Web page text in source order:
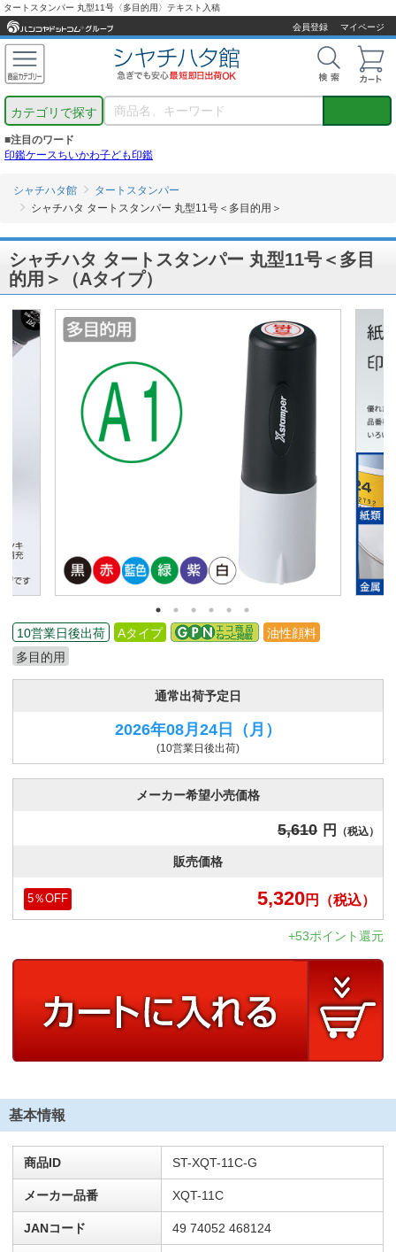
タートスタンパー 丸型11号〈多目的用〉テキスト入稿
会員登録
マイページ
カテゴリで探す
■注目のワード
印鑑ケースちいかわ子ども印鑑
シャチハタ館
タートスタンパー
シャチハタ タートスタンパー 丸型11号＜多目的用＞
シャチハタ タートスタンパー 丸型11号＜多目
的用＞（Aタイプ）
10営業日後出荷 Aタイプ
油性顔料
多目的用
通常出荷予定日
2026年08月24日 （月）
(10営業日後出荷)
メーカー希望小売価格
5,610 円 （税込）
販売価格
5,320円 （税込）
5％OFF
+53ポイント還元
基本情報
商品ID ST-XQT-11C-G
メーカー品番 XQT-11C
JANコード 49 74052 468124